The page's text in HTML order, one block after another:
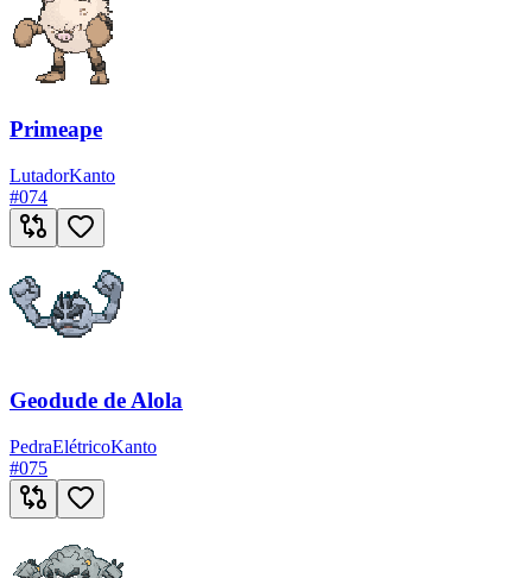
Primeape
LutadorKanto
#074
Geodude de Alola
PedraElétricoKanto
#075